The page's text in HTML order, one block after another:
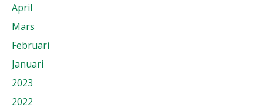
April
Mars
Februari
Januari
2023
2022